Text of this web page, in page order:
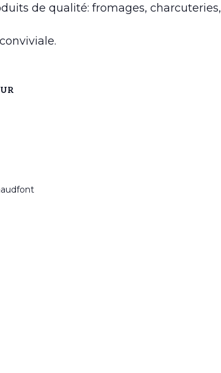
de qualité: fromages, charcuteries,